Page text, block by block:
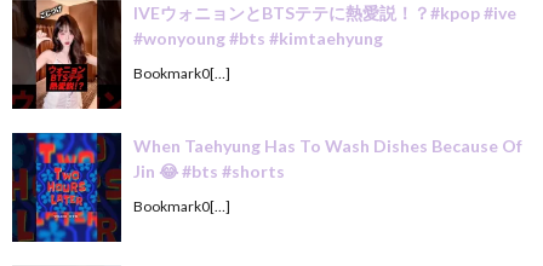
IVEウォニョンとBTSテテに熱愛説！？#kpop #ive
#wonyoung #bts #kimtaehyung
Bookmark0[…]
When Taehyung Has To Wash Dishes Because Of
Jin 😂 #bts #shorts
Bookmark0[…]